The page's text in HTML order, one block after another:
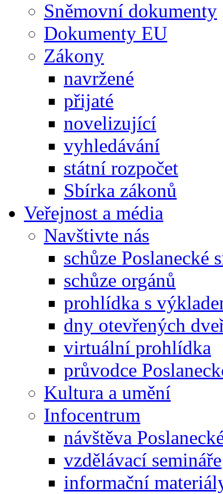
Sněmovní dokumenty
Dokumenty EU
Zákony
navržené
přijaté
novelizující
vyhledávání
státní rozpočet
Sbírka zákonů
Veřejnost a média
Navštivte nás
schůze Poslanecké
schůze orgánů
prohlídka s
dny otevřených
virtuální prohlídka
průvodce
Kultura a umění
Infocentrum
návštěva
vzdělávací semináře
informační